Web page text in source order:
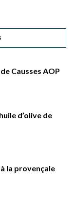
Causses AOP
d’olive de
la provençale